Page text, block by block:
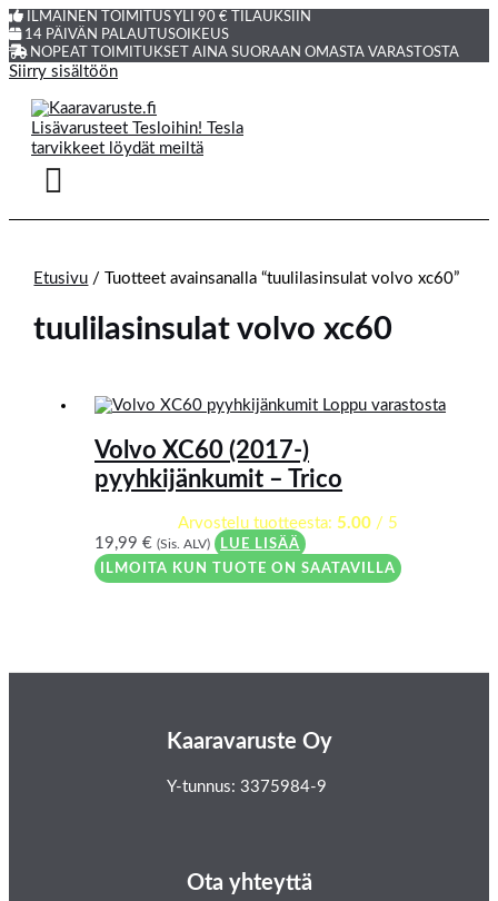
ILMAINEN TOIMITUS YLI 90 € TILAUKSIIN
14 PÄIVÄN PALAUTUSOIKEUS
NOPEAT TOIMITUKSET AINA SUORAAN OMASTA VARASTOSTA
Siirry sisältöön
Etusivu / Tuotteet avainsanalla “tuulilasinsulat volvo xc60”
tuulilasinsulat volvo xc60
Loppu varastosta
Volvo XC60 (2017-)
pyyhkijänkumit – Trico
Arvostelu tuotteesta: 5.00/ 5
19,99€ (Sis. ALV)
LUE LISÄÄ
ILMOITA KUN TUOTE ON SAATAVILLA
Kaaravaruste Oy
Y-tunnus: 3375984-9
Ota yhteyttä